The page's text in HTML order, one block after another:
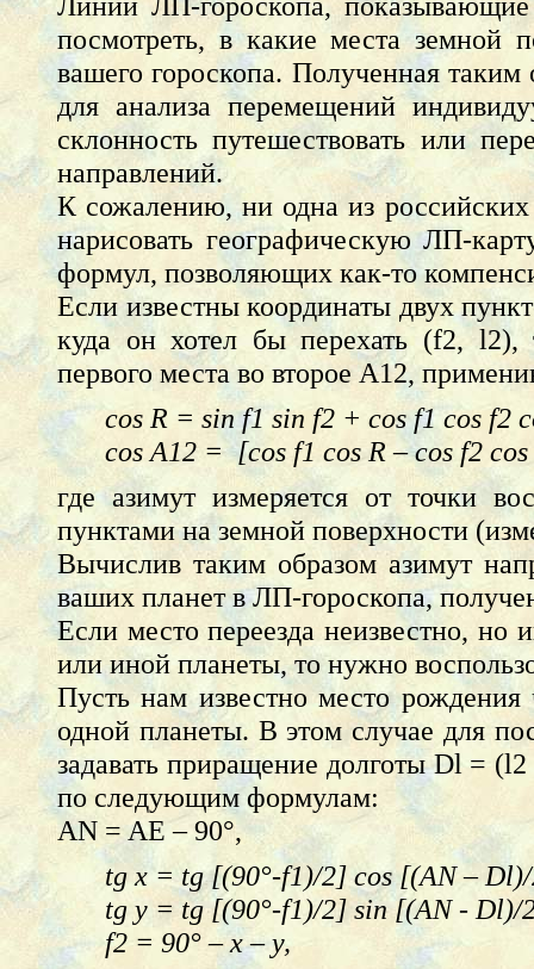
посмотреть, в какие места земной
вашего гороскопа. Полученная
для анализа перемещений
склонность путешествовать или
направлений.
К сожалению, ни одна из российских
нарисовать географическую ЛП-
формул, позволяющих как-то
Если известны координаты двух
куда он хотел бы перехать (f2, l2),
первого места во второе A12,
cos R = sin f1 sin f2 + cos f1 cos f2
cos А12 = [cos f1 cos R – cos f2
где азимут измеряется от точки
пунктами на земной поверхности
Вычислив таким образом азимут
ваших планет в ЛП-гороскопа,
Если место переезда неизвестно, но
или иной планеты, то нужно
Пусть нам известно место
одной планеты. В этом случае для
задавать приращение долготы Dl =
по следующим формулам:
AN = AE – 90°,
tg x = tg [(90°-f1)/2] cos [(AN –
tg y = tg [(90°-f1)/2] sin [(AN -
f2 = 90° – x – y,